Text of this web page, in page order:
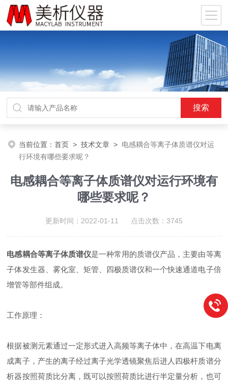
当前位置：首页 >技术文章 > 电感耦合等离子体质谱仪对运
行环境有哪些要求呢？
电感耦合等离子体质谱仪对运行环境有
哪些要求呢？
更新时间：2022-01-11 点击次数：3745
电感耦合等离子体质谱仪是一种常用的质谱仪产品，主要由等离
子体发生器、雾化室、矩管、四极质谱仪和一个快速通道电子倍
增管等部件组成。
工作原理：
根据被测元素通过一定形式进入高频等离子体中，在高温下电离
成离子，产生的离子经过离子光学透镜聚焦后进人四极杆质谱分
析器按照荷质比分离，既可以按照荷质比进行半定量分析，也可